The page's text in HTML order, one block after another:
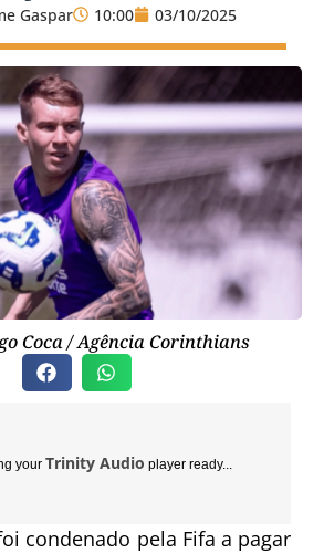
Gaspar 10:00 03/10/2025
Coca / Agência Corinthians
your Trinity Audio player ready...
condenado pela Fifa a pagar